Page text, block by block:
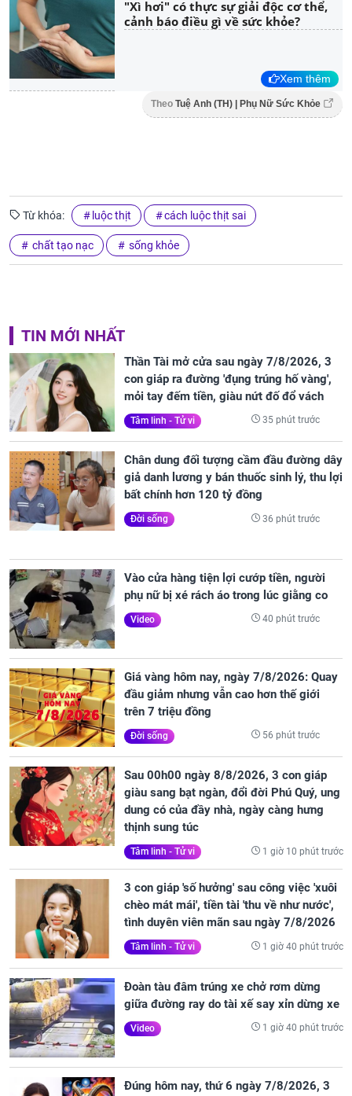
"Xì hơi" có thực sự giải độc cơ thể,
cảnh báo điều gì về sức khỏe?
Xem thêm
Theo Tuệ Anh (TH) | Phụ Nữ Sức Khỏe
Từ khóa: luộc thịt cách luộc thịt sai
chất tạo nạc sống khỏe
TIN MỚI NHẤT
Thần Tài mở cửa sau ngày 7/8/2026, 3
con giáp ra đường 'đụng trúng hố vàng',
mỏi tay đếm tiền, giàu nứt đố đổ vách
Tâm linh - Tử vi 35 phút trước
Chân dung đối tượng cầm đầu đường dây
giả danh lương y bán thuốc sinh lý, thu lợi
bất chính hơn 120 tỷ đồng
Đời sống 36 phút trước
Vào cửa hàng tiện lợi cướp tiền, người
phụ nữ bị xé rách áo trong lúc giằng co
Video 40 phút trước
Giá vàng hôm nay, ngày 7/8/2026: Quay
đầu giảm nhưng vẫn cao hơn thế giới
trên 7 triệu đồng
Đời sống 56 phút trước
Sau 00h00 ngày 8/8/2026, 3 con giáp
giàu sang bạt ngàn, đổi đời Phú Quý, ung
dung có của đầy nhà, ngày càng hưng
thịnh sung túc
Tâm linh - Tử vi 1 giờ 10 phút trước
3 con giáp 'số hưởng' sau công việc 'xuôi
chèo mát mái', tiền tài 'thu về như nước',
tình duyên viên mãn sau ngày 7/8/2026
Tâm linh - Tử vi 1 giờ 40 phút trước
Đoàn tàu đâm trúng xe chở rơm dừng
giữa đường ray do tài xế say xỉn dừng xe
Video 1 giờ 40 phút trước
Đúng hôm nay, thứ 6 ngày 7/8/2026, 3